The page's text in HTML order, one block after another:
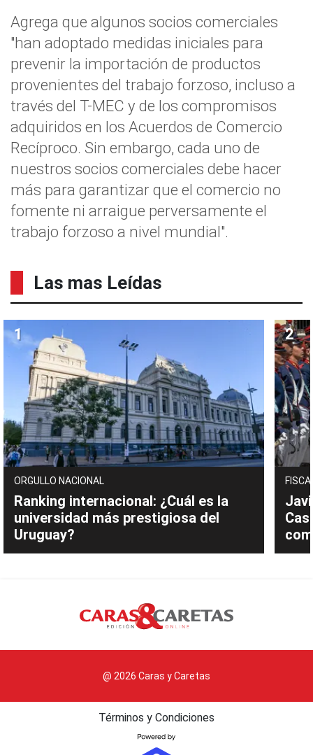
Agrega que algunos socios comerciales
"han adoptado medidas iniciales para
prevenir la importación de productos
provenientes del trabajo forzoso, incluso a
través del T-MEC y de los compromisos
adquiridos en los Acuerdos de Comercio
Recíproco. Sin embargo, cada uno de
nuestros socios comerciales debe hacer
más para garantizar que el comercio no
fomente ni arraigue perversamente el
trabajo forzoso a nivel mundial".
Las mas Leídas
ORGULLO NACIONAL
Ranking internacional: ¿Cuál es la
universidad más prestigiosa del
Uruguay?
@ 2026 Caras y Caretas
Términos y Condiciones